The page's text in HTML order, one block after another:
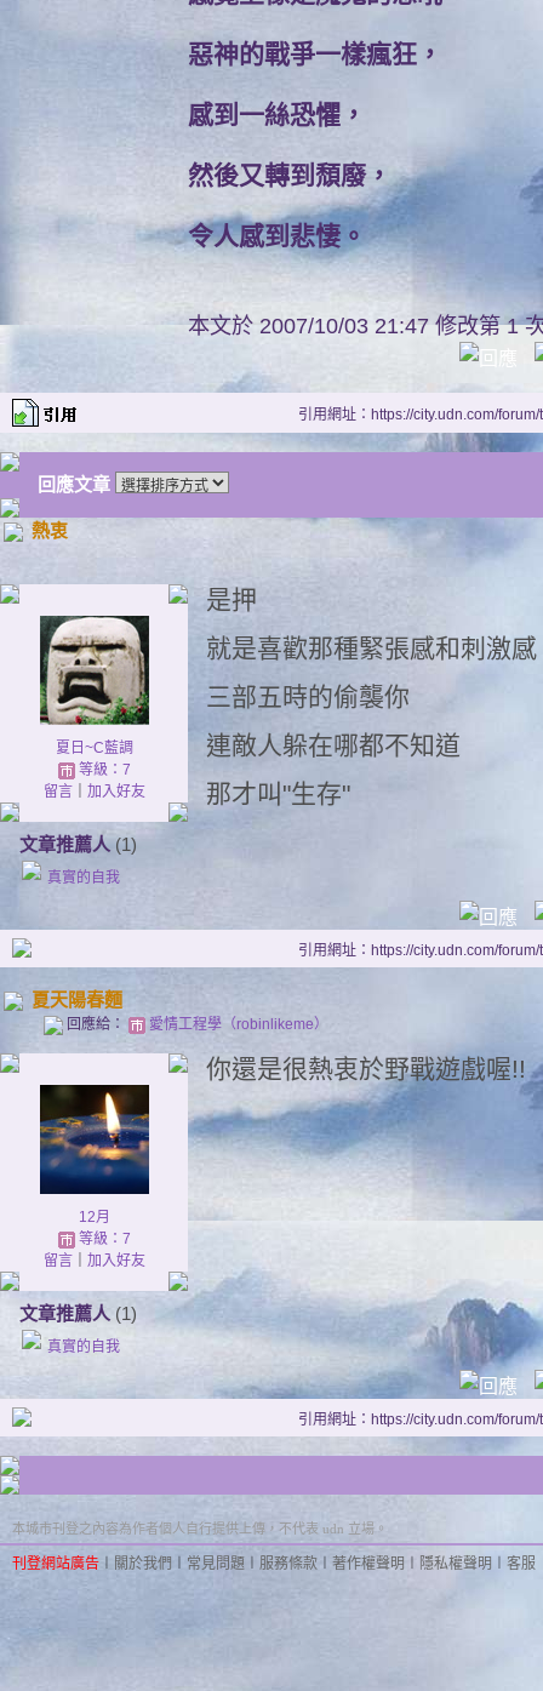
惡神的戰爭一樣瘋狂，
感到一絲恐懼，
然後又轉到頹廢，
令人感到悲悽。
本文於 2007/10/03 21:47 修改第 1
引用網址：https://city.udn.com/
回應文章
熱衷
夏日~C藍調
等級：7
留言｜ 加入好友
文章推薦人 (1)
真實的自我
是押
就是喜歡那種緊張感和刺激感
三部五時的偷襲你
連敵人躲在哪都不知道
那才叫"生存"
引用網址：https://city.udn.com/
夏天陽春麵
回應給： 愛情工程學（robinlikeme）
12月
等級：7
留言｜ 加入好友
文章推薦人 (1)
真實的自我
你還是很熱衷於野戰遊戲喔!!
引用網址：https://city.udn.com/
本城市刊登之內容為作者個人自行提供上傳，不代表 udn 立場。
刊登網站廣告 關於我們 常見問題 服務條款 著作權聲明 隱私權聲明 客服